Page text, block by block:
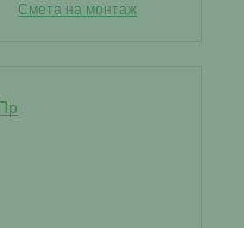
Смета на монтаж